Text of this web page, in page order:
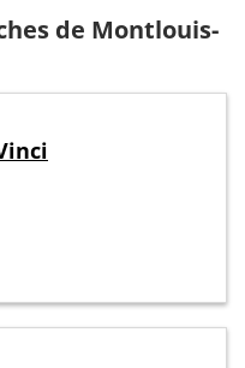
de Montlouis-